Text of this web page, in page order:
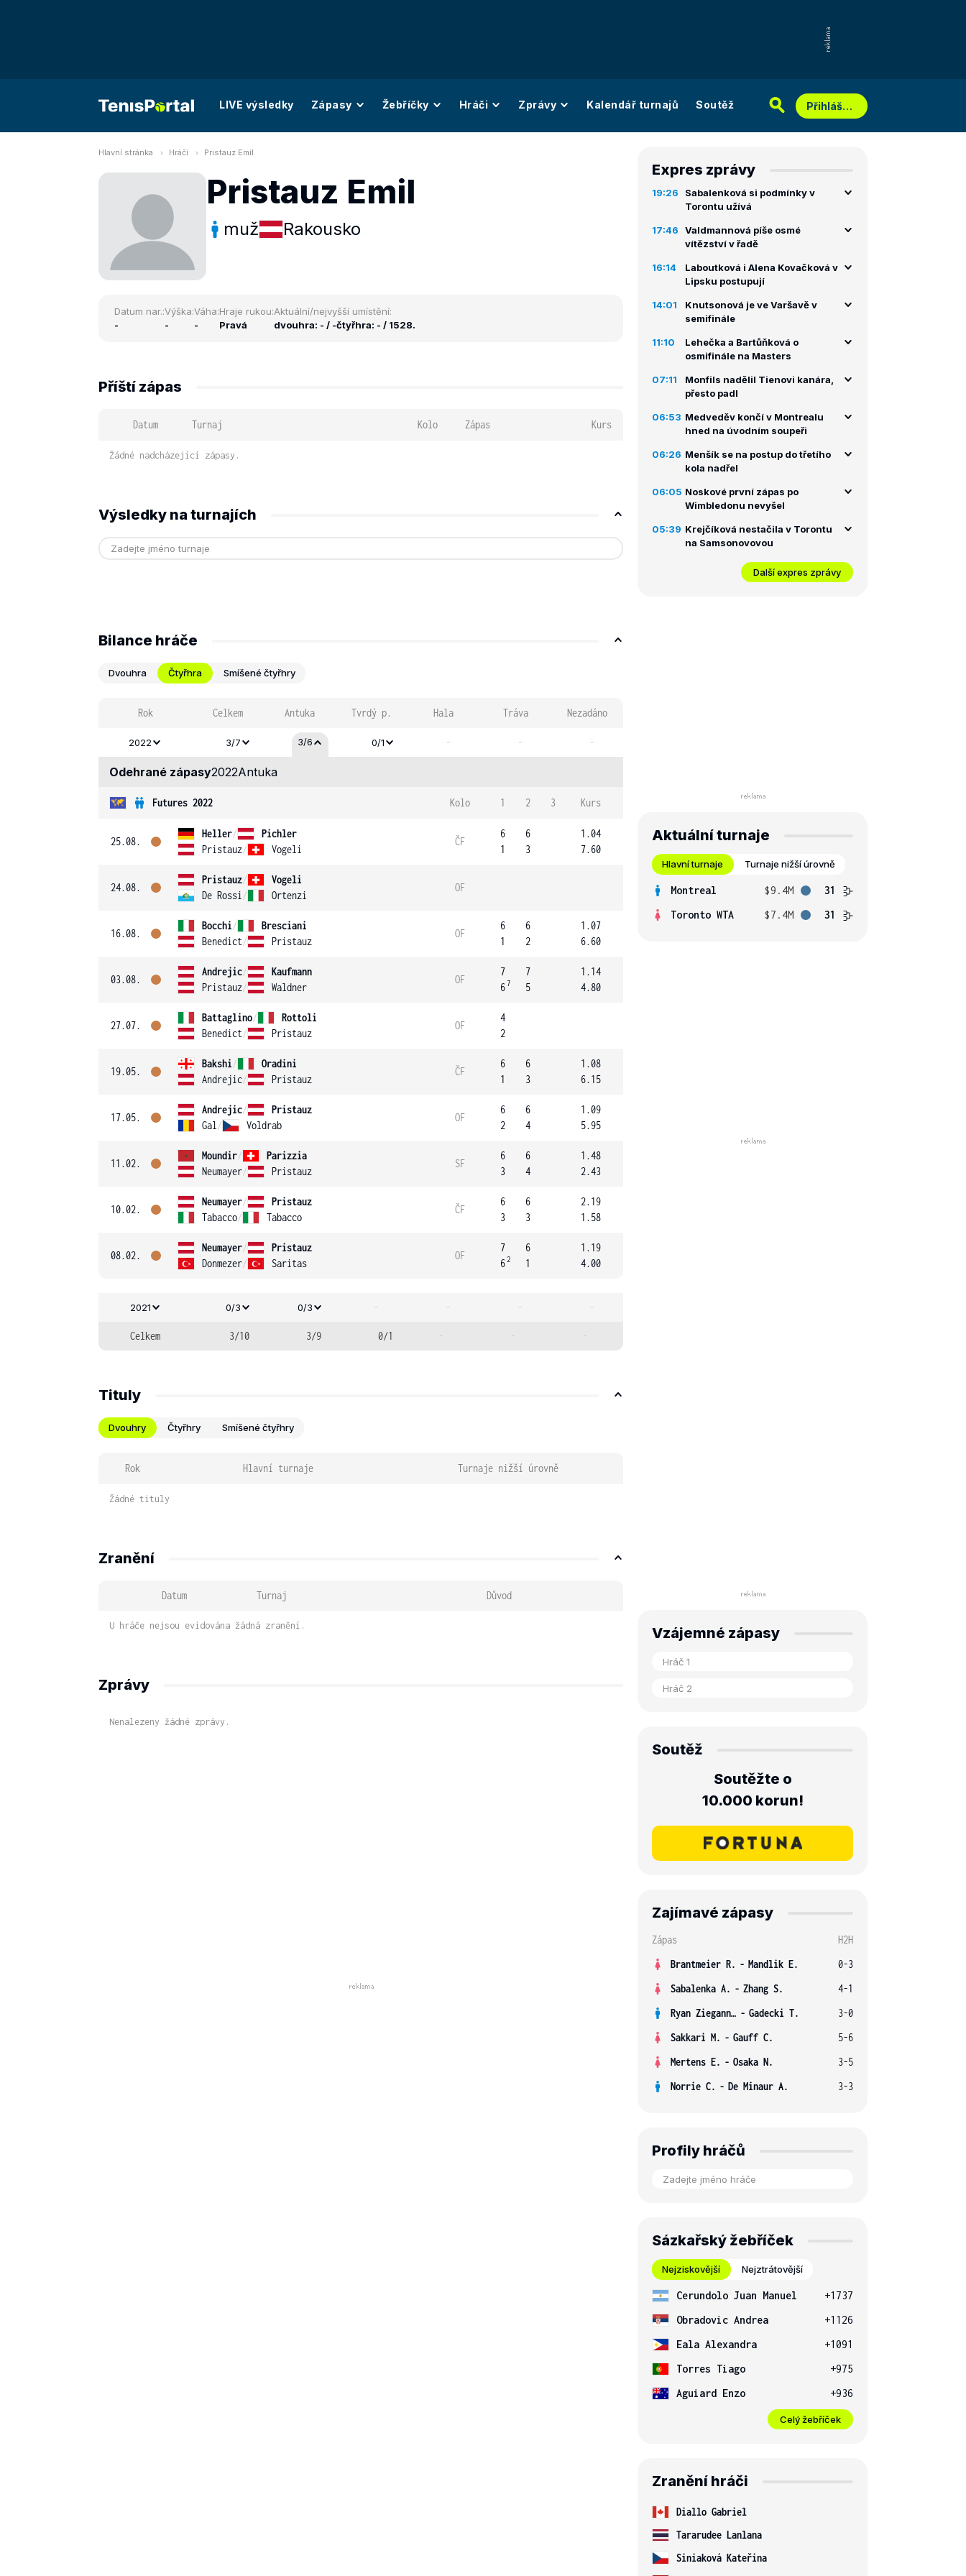
LIVE výsledky Zápasy Žebříčky Hráči Zprávy Kalendář turnajů Soutěž Přihlášení
Hlavní stránka Hráči Pristauz Emil
Pristauz Emil
muž Rakousko
Datum nar.:
-
Výška:
-
Váha:
-
Hraje rukou:
Pravá
Aktuální/nejvyšší umístění:
dvouhra: - / -čtyřhra: - / 1528.
Příští zápas
Datum Turnaj Kolo Zápas Kurs
Žádné nadcházející zápasy.
Výsledky na turnajích
Bilance hráče
Dvouhra Čtyřhra Smíšené čtyřhry
Rok Celkem Antuka Tvrdý p. Hala Tráva Nezadáno
2022 3/7 3/6 0/1 - - -
Odehrané zápasy2022Antuka
Futures 2022 Kolo 1 2 3 Kurs
25.08.
Heller/
Pichler
Pristauz/ Vogeli
ČF
6
1
6
3
1.04
7.60
24.08.
Pristauz/
Vogeli
De Rossi / Ortenzi
OF
16.08.
Bocchi/
Bresciani
Benedict/ Pristauz
OF
6
1
6
2
1.07
6.60
03.08.
Andrejic/
Kaufmann
Pristauz/ Waldner
OF
7
67
7
5
1.14
4.80
27.07.
Battaglino/
Rottoli
Benedict/ Pristauz
OF
4
2
19.05.
Bakshi/
Oradini
Andrejic/ Pristauz
ČF
6
1
6
3
1.08
6.15
17.05.
Andrejic/
Pristauz
Gal / Voldrab
OF
6
2
6
4
1.09
5.95
11.02.
Moundir/
Parizzia
Neumayer/ Pristauz
SF
6
3
6
4
1.48
2.43
10.02.
Neumayer/
Pristauz
Tabacco/ Tabacco
ČF
6
3
6
3
2.19
1.58
08.02.
Neumayer/
Pristauz
Donmezer/ Saritas
OF
7
62
6
1
1.19
4.00
2021 0/3 0/3 - - - -
Celkem 3/10 3/9 0/1 - - -
Tituly
Dvouhry Čtyřhry Smíšené čtyřhry
Rok Hlavní turnaje Turnaje nižší úrovně
Žádné tituly
Zranění
Datum Turnaj Důvod
U hráče nejsou evidována žádná zranění.
Zprávy
Nenalezeny žádné zprávy.
Expres zprávy
19:26
Sabalenková si podmínky v
Torontu užívá
17:46
Valdmannová píše osmé
vítězství v řadě
16:14
Laboutková i Alena Kovačková v
Lipsku postupují
14:01
Knutsonová je ve Varšavě v
semifinále
11:10
Lehečka a Bartůňková o
osmifinále na Masters
07:11
Monfils nadělil Tienovi kanára,
přesto padl
06:53 Medveděv končí v Montrealu
hned na úvodním soupeři
06:26 Menšík se na postup do třetího
kola nadřel
06:05 Noskové první zápas po
Wimbledonu nevyšel
05:39 Krejčíková nestačila v Torontu
na Samsonovovou
Další expres zprávy
Aktuální turnaje
Hlavní turnaje Turnaje nižší úrovně
Montreal $9.4M
31
Toronto WTA
$7.4M 31
Vzájemné zápasy
Soutěž
Soutěžte o
10.000 korun!
Zajímavé zápasy
Zápas
H2H
Brantmeier R. - Mandlik E.
0-3
Sabalenka A. - Zhang S.
4-1
Ryan Ziegann S. - Gadecki T.
3-0
Sakkari M. - Gauff C.
5-6
Mertens E. - Osaka N.
3-5
Norrie C. - De Minaur A. 3-3
Profily hráčů
Sázkařský žebříček
Nejziskovější Nejztrátovější
Cerundolo Juan Manuel
+1737
Obradovic Andrea
+1126
Eala Alexandra
+1091
Torres Tiago
+975
Aguiard Enzo
+936
Celý žebříček
Zranění hráči
Diallo Gabriel
Tararudee Lanlana
Siniaková Kateřina